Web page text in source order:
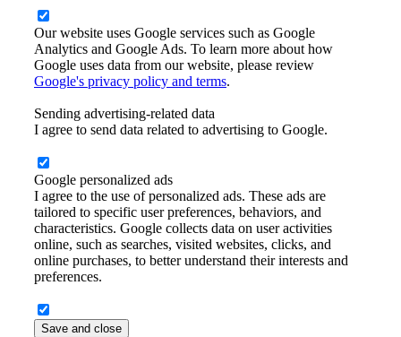
Our website uses Google services such as Google
Analytics and Google Ads. To learn more about how
Google uses data from our website, please review
Google's privacy policy and terms.
Sending advertising-related data
I agree to send data related to advertising to Google.
Google personalized ads
I agree to the use of personalized ads. These ads are
tailored to specific user preferences, behaviors, and
characteristics. Google collects data on user activities
online, such as searches, visited websites, clicks, and
online purchases, to better understand their interests and
preferences.
Save and close